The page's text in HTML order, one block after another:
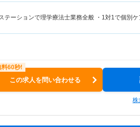
テーションで理学療法士業務全般 ・1対1で個別
この求人を問い合わせる
株